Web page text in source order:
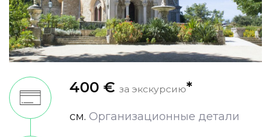
400 € за экскурсию*
см. Oрганизационные детали